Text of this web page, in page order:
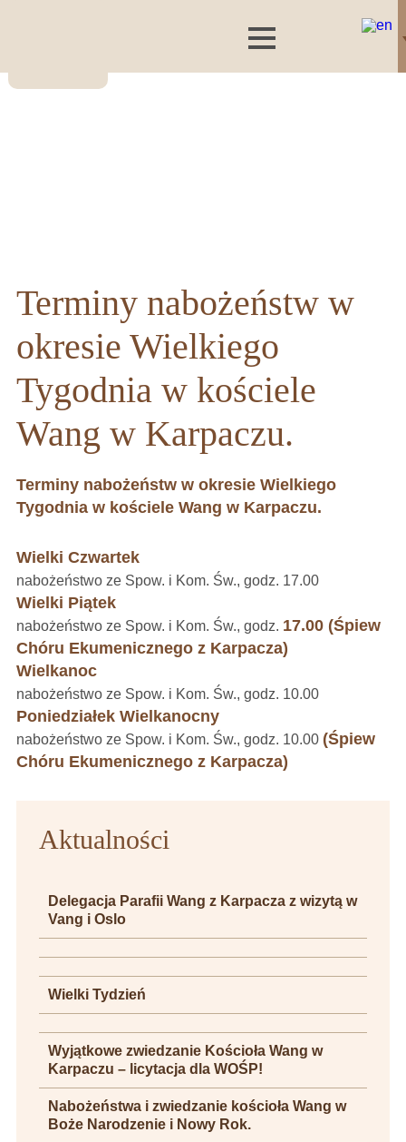
Terminy nabożeństw w
okresie Wielkiego
Tygodnia w kościele
Wang w Karpaczu.
Terminy nabożeństw w okresie Wielkiego
Tygodnia w kościele Wang w Karpaczu.
Wielki Czwartek
nabożeństwo ze Spow. i Kom. Św., godz. 17.00
Wielki Piątek
nabożeństwo ze Spow. i Kom. Św., godz. 17.00 (Śpiew
Chóru Ekumenicznego z Karpacza)
Wielkanoc
nabożeństwo ze Spow. i Kom. Św., godz. 10.00
Poniedziałek Wielkanocny
nabożeństwo ze Spow. i Kom. Św., godz. 10.00 (Śpiew
Chóru Ekumenicznego z Karpacza)
Aktualności
Delegacja Parafii Wang z Karpacza z wizytą w
Vang i Oslo
Wielki Tydzień
Wyjątkowe zwiedzanie Kościoła Wang w
Karpaczu – licytacja dla WOŚP!
Nabożeństwa i zwiedzanie kościoła Wang w
Boże Narodzenie i Nowy Rok.